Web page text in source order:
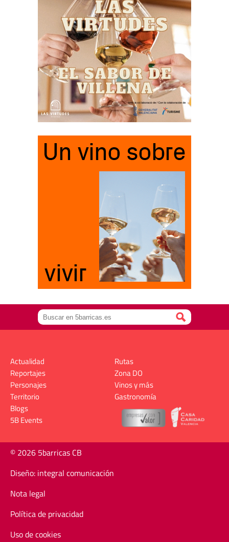
Actualidad
Reportajes
Personajes
Territorio
Rutas
Zona DO
Vinos y más
Gastronomía
Blogs
5B Events
© 2026 5barricas CB
Diseño: integral comunicación
Nota legal
Política de privacidad
Uso de cookies